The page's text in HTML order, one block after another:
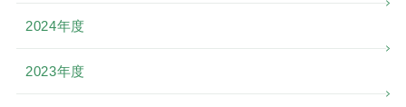
2024年度
2023年度